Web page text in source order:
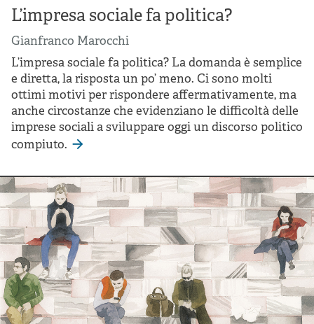
L’impresa sociale fa politica?
Gianfranco Marocchi
L’impresa sociale fa politica? La domanda è semplice
e diretta, la risposta un po’ meno. Ci sono molti
ottimi motivi per rispondere affermativamente, ma
anche circostanze che evidenziano le difficoltà delle
imprese sociali a sviluppare oggi un discorso politico
compiuto.